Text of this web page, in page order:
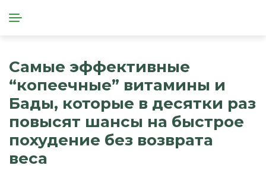
Самые эффективные
“копеечные” витамины и
Бады, которые в десятки раз
повысят шансы на быстрое
похудение без возврата
веса